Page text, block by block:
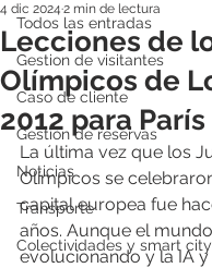
Todos las entradas
Gestion de visitantes
Caso de cliente
Gestión de reservas
Noticias
Transporte
Colectividades y smart city
Lecciones de
Olímpicos de
2012 para
4 dic 2024 2 min de lectura
La última vez que los
Olímpicos se
capital europea fue
años. Aunque el
evolucionando y la IA y